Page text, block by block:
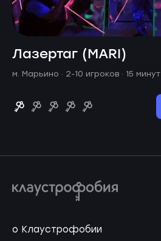
Лазертаг (MARI)
м. Марьино · 2-10 игроков · 15 минут
о Клаустрофобии